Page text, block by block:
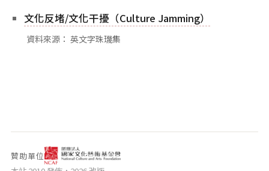
文化反堵/文化干擾（Culture Jamming）
資料來源： 英文字珠璣集
贊助單位